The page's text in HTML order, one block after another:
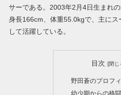
サーである。2003年2月4日生まれ
身長166cm、体重55.0kgで、主にス
して活躍している。
目次
野田蒼のプロフ
幼少期からの格